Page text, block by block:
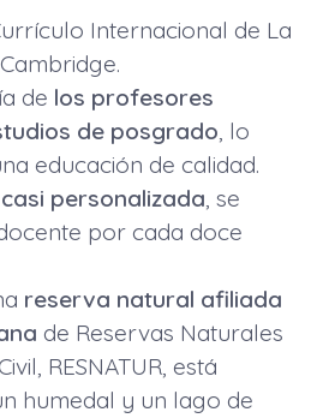
Internacional de La
de los profesores
de posgrado, lo
educación de calidad.
personalizada, se
por cada doce
reserva natural afiliada
de Reservas Naturales
RESNATUR, está
humedal y un lago de